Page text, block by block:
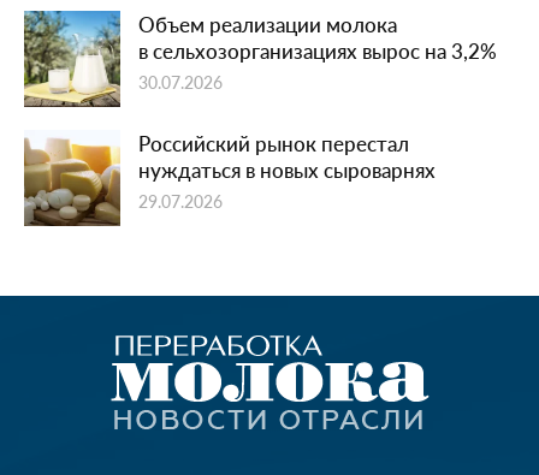
Объем реализации молока
в сельхозорганизациях вырос на 3,2%
30.07.2026
Российский рынок перестал
нуждаться в новых сыроварнях
29.07.2026